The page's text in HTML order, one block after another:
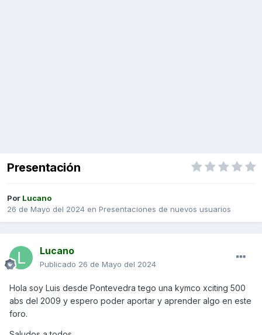
Presentación
Por Lucano
26 de Mayo del 2024 en Presentaciones de nuevos usuarios
Lucano
Publicado 26 de Mayo del 2024
Hola soy Luis desde Pontevedra tego una kymco xciting 500
abs del 2009 y espero poder aportar y aprender algo en este
foro.